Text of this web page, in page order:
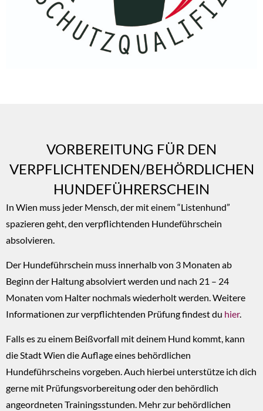
VORBEREITUNG FÜR DEN
VERPFLICHTENDEN/BEHÖRDLICHEN
HUNDEFÜHRERSCHEIN
In Wien muss jeder Mensch, der mit einem “Listenhund”
spazieren geht, den verpflichtenden Hundeführschein
absolvieren.
Der Hundeführschein muss innerhalb von 3 Monaten ab
Beginn der Haltung absolviert werden und nach 21 – 24
Monaten vom Halter nochmals wiederholt werden. Weitere
Informationen zur verpflichtenden Prüfung findest du hier.
Falls es zu einem Beißvorfall mit deinem Hund kommt, kann
die Stadt Wien die Auflage eines behördlichen
Hundeführscheins vorgeben. Auch hierbei unterstütze ich dich
gerne mit Prüfungsvorbereitung oder den behördlich
angeordneten Trainingsstunden. Mehr zur behördlichen